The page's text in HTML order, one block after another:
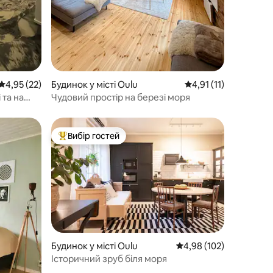
оцінка: 4,95 з 5, відгуки: 22
4,95 (22)
на
Будинок у місті Oulu Середня оцінка: 4,91
4,91 (11)
Чудовий простір на березі моря
Топ вибір гостей
Вибір гостей
Будинок у місті Oulu Середня оцінка: 4,98
4,98 (102)
Історичний зруб біля моря